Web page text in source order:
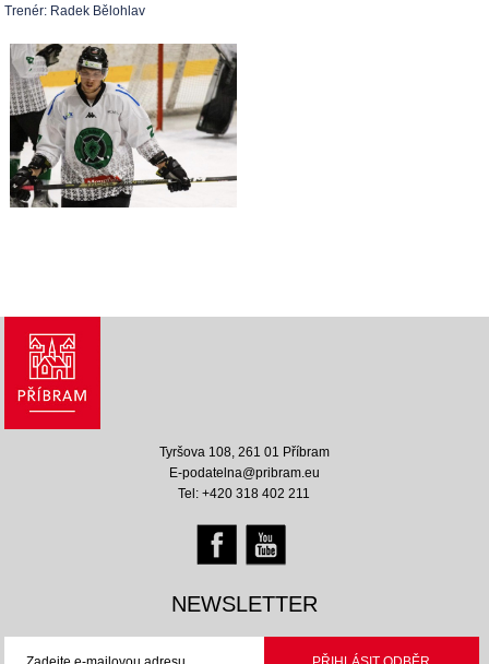
Trenér: Radek Bělohlav
Tyršova 108, 261 01 Příbram
E-podatelna@pribram.eu
Tel: +420 318 402 211
NEWSLETTER